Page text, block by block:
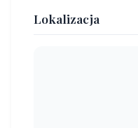
Lokalizacja